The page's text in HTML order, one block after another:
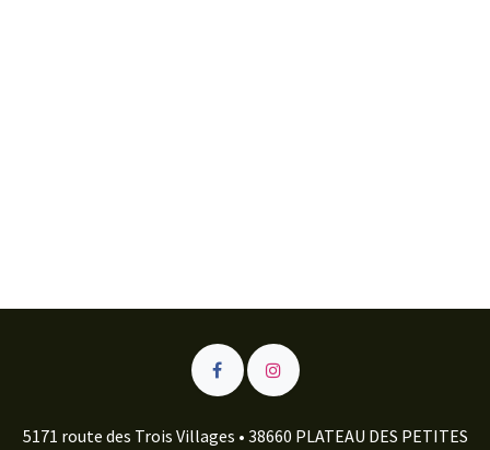
5171 route des Trois Villages • 38660 PLATEAU DES PETITES